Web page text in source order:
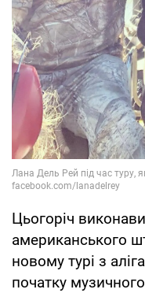
Цьогоріч
американського
новому турі з
початку